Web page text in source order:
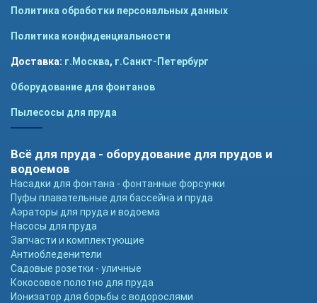
Политика обработки персональных данных
Политика конфиденциальности
Доставка: г.Москва, г.Санкт-Петербург
Оборудование для фонтанов
Пылесосы для пруда
Всё для пруда - оборудование для прудов и
водоемов
Насадки для фонтана - фонтанные форсунки
Пуфы плавательные для бассейна и пруда
Аэраторы для пруда и водоема
Насосы для пруда
Запчасти и комплектующие
Антиобледенители
Садовые розетки - уличные
Кокосовое полотно для пруда
Ионизатор для борьбы с водорослями